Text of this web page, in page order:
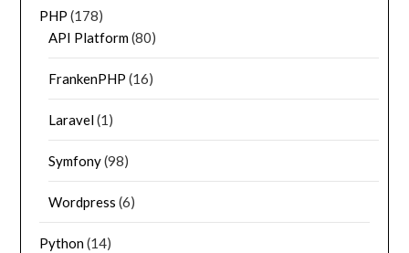
PHP (178)
API Platform(80)
FrankenPHP (16)
Laravel(1)
Symfony(98)
Wordpress (6)
Python(14)